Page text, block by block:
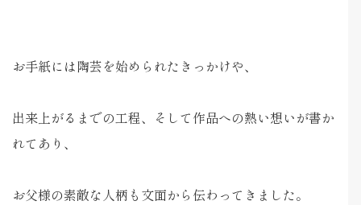
お手紙には陶芸を始められたきっかけや、
出来上がるまでの工程、そして作品への熱い想いが書か
れてあり、
お父様の素敵な人柄も文面から伝わってきました。